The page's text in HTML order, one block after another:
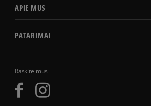
Raskite mus
APIE MUS
PATARIMAI